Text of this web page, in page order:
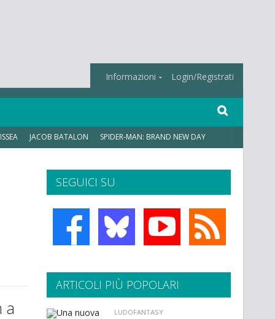
Informazioni Login/Registrati
JACOB BATALON SPIDER-MAN: BRAND NEW DAY
a
SEGUICI SU
ARTICOLI PIÙ POPOLARI
LUDOFANTASY